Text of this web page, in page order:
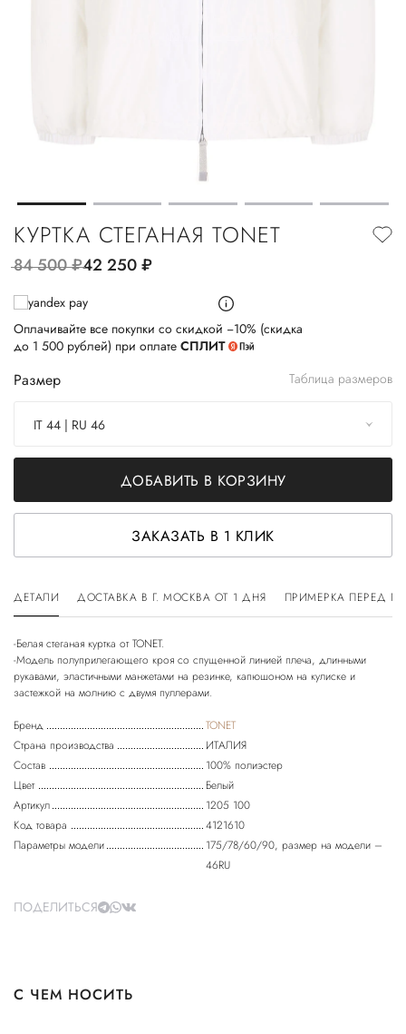
КУРТКА СТЕГАНАЯ TONET
84 500руб.42 250руб.
Оплачивайте все покупки со скидкой −10% (скидка
до 1 500 рублей) при оплате СПЛИТ
Размер Таблица размеров
IT 44 | RU 46
ДОБАВИТЬ В КОРЗИНУ
ЗАКАЗАТЬ В 1 КЛИК
ДЕТАЛИ ДОСТАВКА В Г. МОСКВА ОТ 1 ДНЯ ПРИМЕРКА ПЕРЕД
-Белая стеганая куртка от TONET.
-Модель полуприлегающего кроя со спущенной линией плеча, длинными
рукавами, эластичными манжетами на резинке, капюшоном на кулиске и
Бренд
TONET
Страна производства
ИТАЛИЯ
Состав
100% полиэстер
Цвет
Белый
Артикул
1205 100
Код товара
4121610
Параметры модели
175/78/60/90, размер на модели –
46RU
ПОДЕЛИТЬСЯ
С ЧЕМ НОСИТЬ